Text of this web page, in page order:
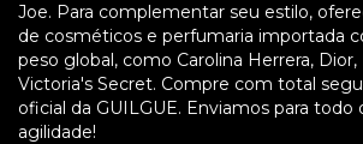
Joe. Para complementar seu estilo,
de cosméticos e perfumaria importada
peso global, como Carolina Herrera,
Victoria's Secret. Compre com total
oficial da GUILGUE. Enviamos para todo
agilidade!